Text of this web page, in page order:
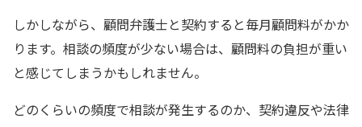
しかしながら、顧問弁護士と契約すると毎月顧問料がかか
ります。相談の頻度が少ない場合は、顧問料の負担が重い
と感じてしまうかもしれません。
どのくらいの頻度で相談が発生するのか、契約違反や法律